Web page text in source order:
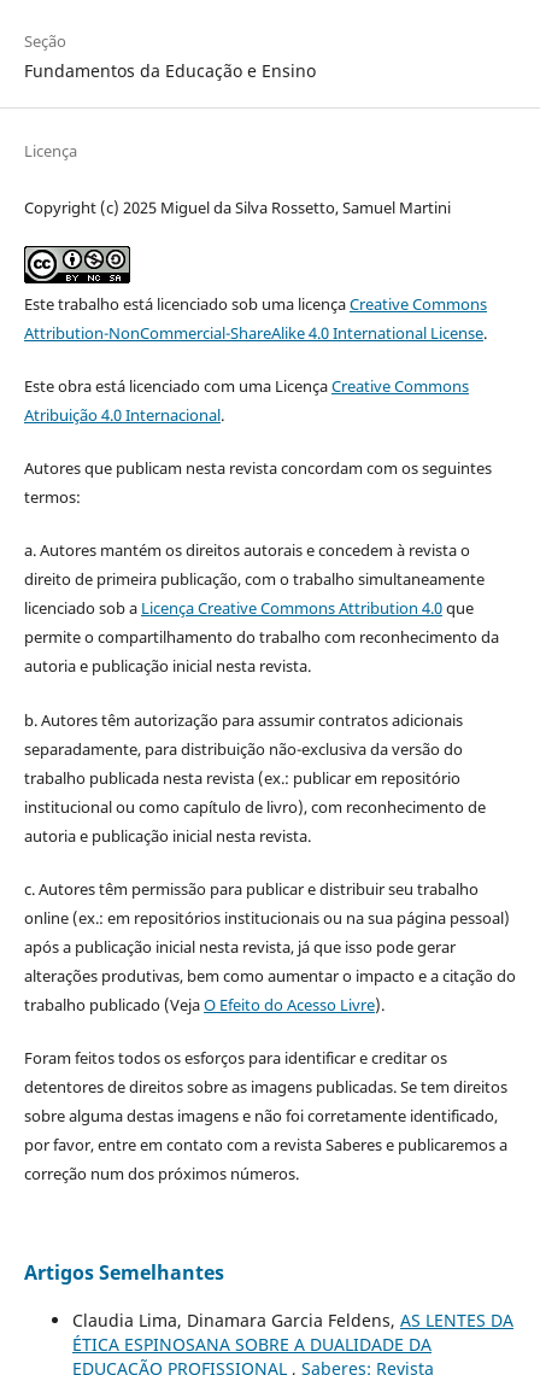
Seção
Fundamentos da Educação e Ensino
Licença
Copyright (c) 2025 Miguel da Silva Rossetto, Samuel Martini
Este trabalho está licenciado sob uma licençaCreative Commons
Attribution-NonCommercial-ShareAlike 4.0 International License.
Este obra está licenciado com uma LicençaCreative Commons
Atribuição 4.0 Internacional.
Autores que publicam nesta revista concordam com os seguintes
termos:
a. Autores mantém os direitos autorais e concedem à revista o
direito de primeira publicação, com o trabalho simultaneamente
licenciado sob a Licença Creative Commons Attribution 4.0que
permite o compartilhamento do trabalho com reconhecimento da
autoria e publicação inicial nesta revista.
b. Autores têm autorização para assumir contratos adicionais
separadamente, para distribuição não-exclusiva da versão do
trabalho publicada nesta revista (ex.: publicar em repositório
institucional ou como capítulo de livro), com reconhecimento de
autoria e publicação inicial nesta revista.
c. Autores têm permissão para publicar e distribuir seu trabalho
online (ex.: em repositórios institucionais ou na sua página pessoal)
após a publicação inicial nesta revista, já que isso pode gerar
alterações produtivas, bem como aumentar o impacto e a citação do
trabalho publicado (VejaO Efeito do Acesso Livre).
Foram feitos todos os esforços para identificar e creditar os
detentores de direitos sobre as imagens publicadas. Se tem direitos
sobre alguma destas imagens e não foi corretamente identificado,
por favor, entre em contato com a revista Saberes e publicaremos a
correção num dos próximos números.
Artigos Semelhantes
Claudia Lima, Dinamara Garcia Feldens, AS LENTES DA
ÉTICA ESPINOSANA SOBRE A DUALIDADE DA
EDUCAÇÃO PROFISSIONAL , Saberes: Revista